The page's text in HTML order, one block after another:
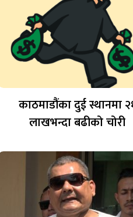
काठमाडौंका दुई स्थानमा
लाखभन्दा बढीको चोरी